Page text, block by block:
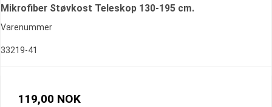
Mikrofiber Støvkost Teleskop 130-195 cm.
Varenummer
33219-41
119,00 NOK